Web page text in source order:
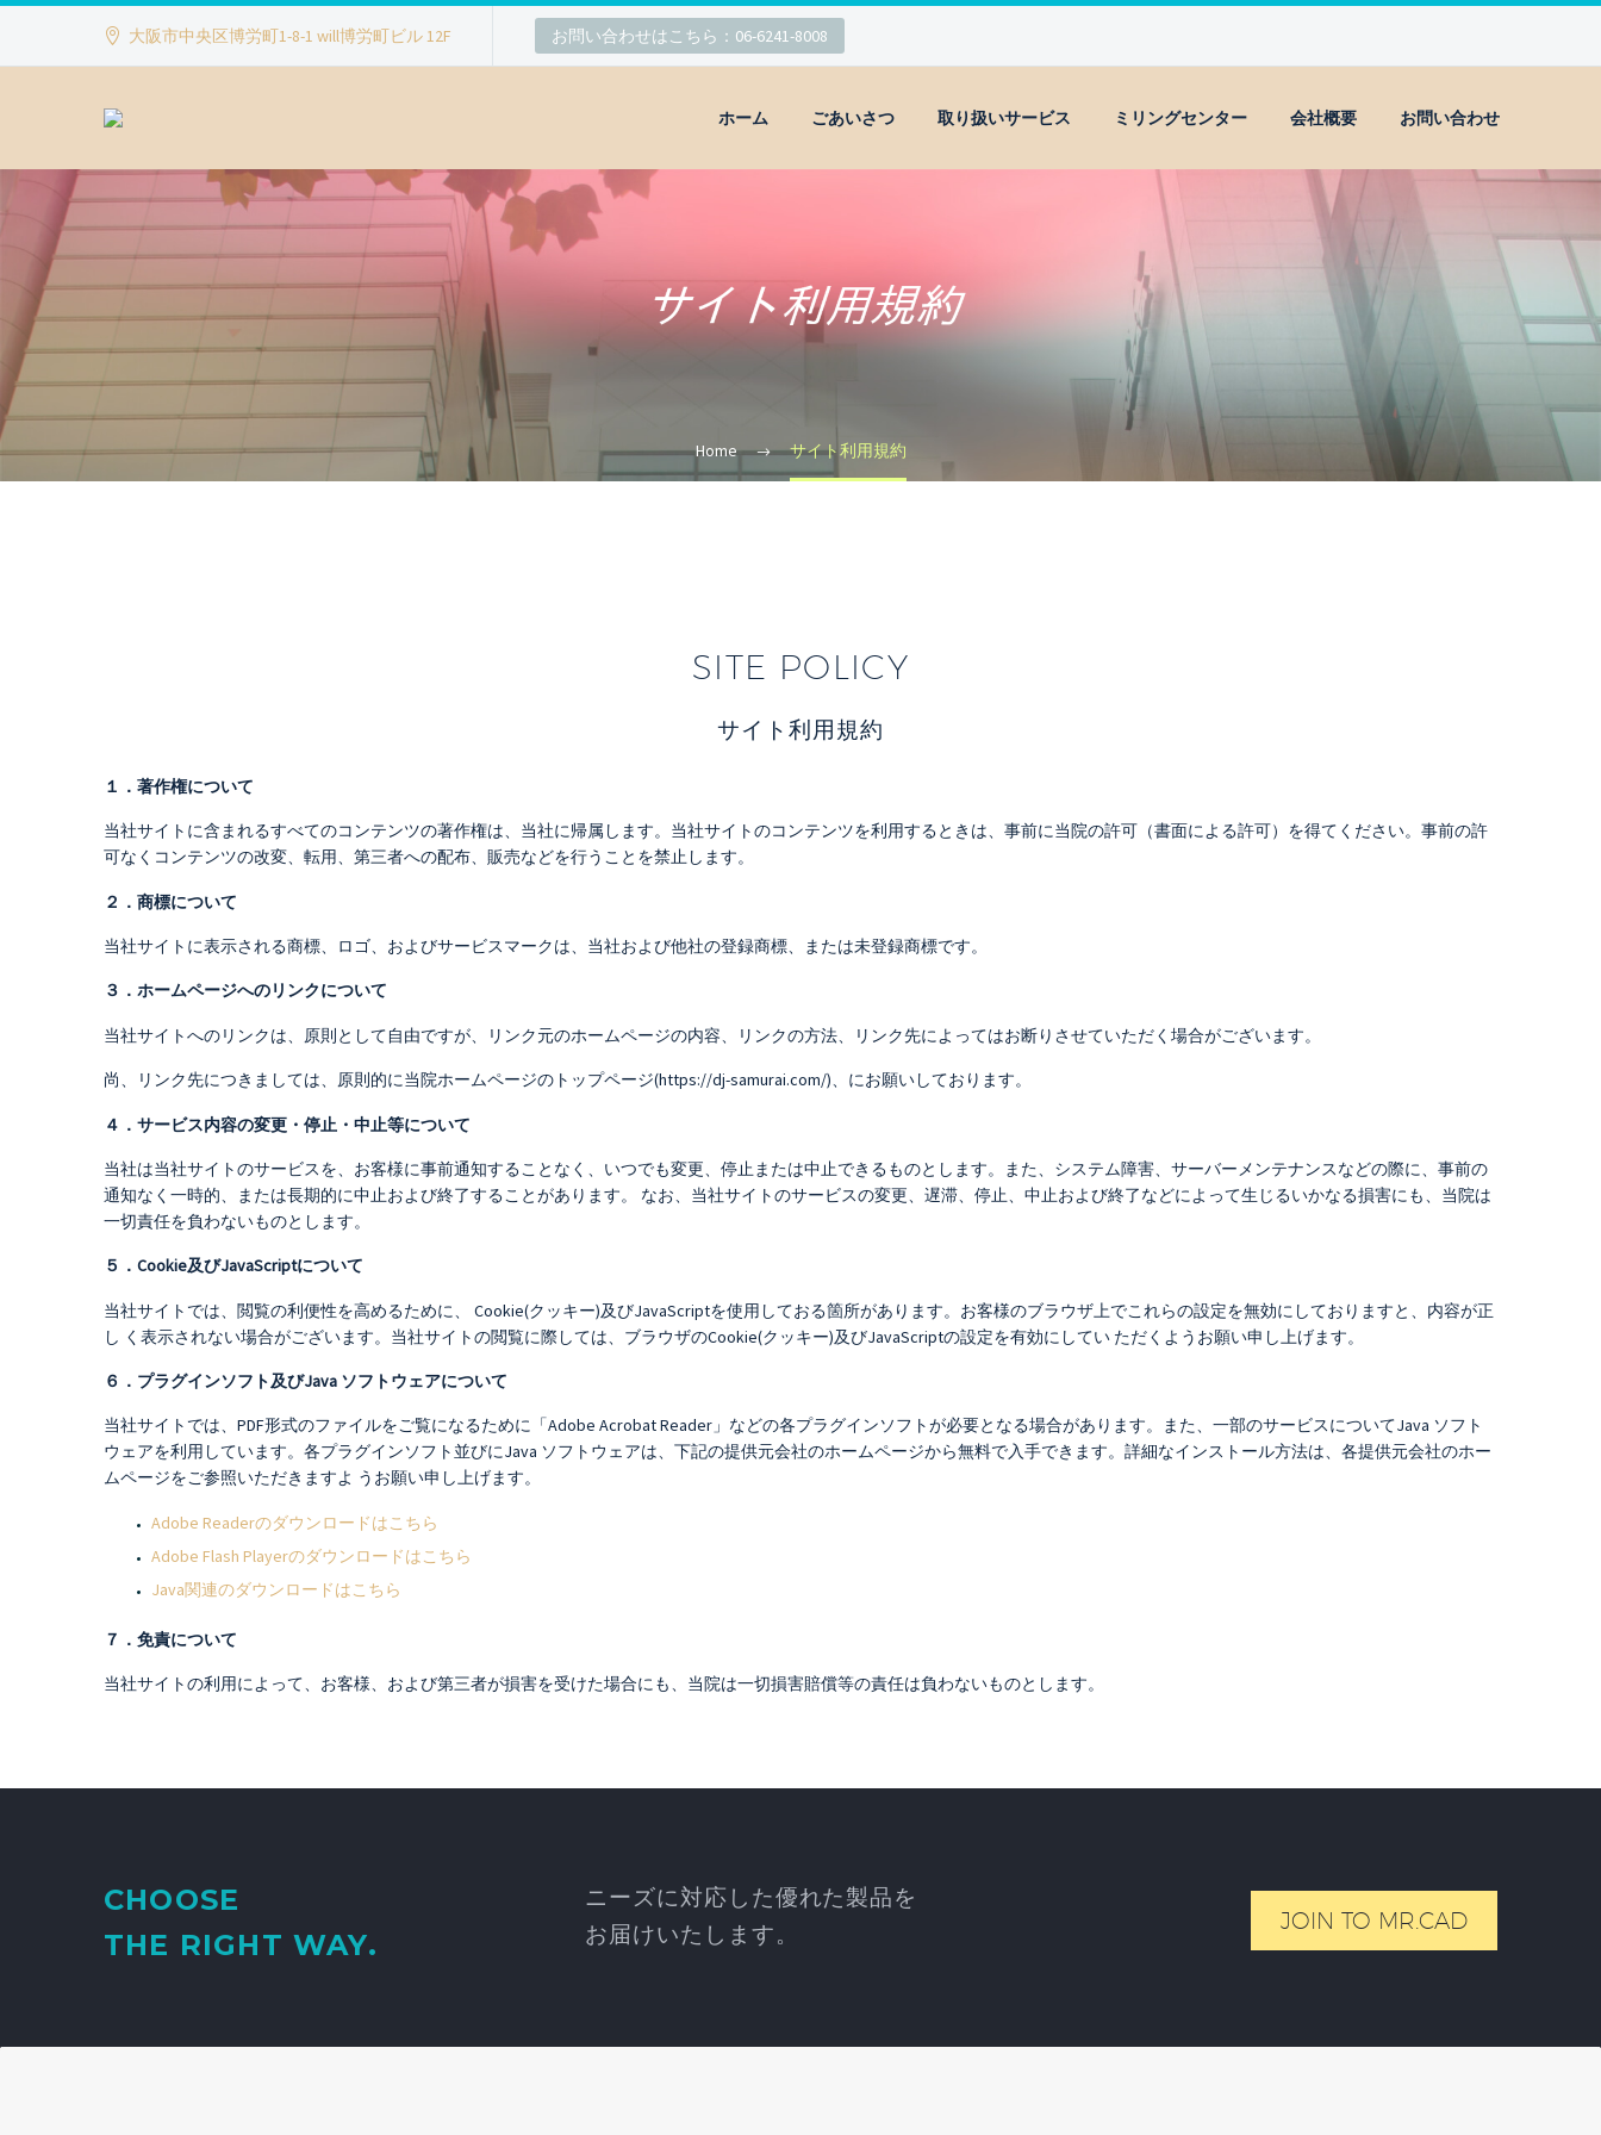
大阪市中央区博労町1-8-1 will博労町ビル 12F お問い合わせはこちら：06-6241-8008
ホーム ごあいさつ 取り扱いサービス ミリングセンター 会社概要 お問い合わせ
Home サイト利用規約
SITE POLICY
サイト利用規約
１．著作権について
当社サイトに含まれるすべてのコンテンツの著作権は、当社に帰属します。当社サイトのコンテンツを利用するときは、事前に当院の許可（書面による許可）を得てください。事前の許
可なくコンテンツの改変、転用、第三者への配布、販売などを行うことを禁止します。
２．商標について
当社サイトに表示される商標、ロゴ、およびサービスマークは、当社および他社の登録商標、または未登録商標です。
３．ホームページへのリンクについて
当社サイトへのリンクは、原則として自由ですが、リンク元のホームページの内容、リンクの方法、リンク先によってはお断りさせていただく場合がございます。
尚、リンク先につきましては、原則的に当院ホームページのトップページ(https://dj-samurai.com/)、にお願いしております。
４．サービス内容の変更・停止・中止等について
当社は当社サイトのサービスを、お客様に事前通知することなく、いつでも変更、停止または中止できるものとします。また、システム障害、サーバーメンテナンスなどの際に、事前の
通知なく一時的、または長期的に中止および終了することがあります。 なお、当社サイトのサービスの変更、遅滞、停止、中止および終了などによって生じるいかなる損害にも、当院は
一切責任を負わないものとします。
５．Cookie及びJavaScriptについて
当社サイトでは、閲覧の利便性を高めるために、 Cookie(クッキー)及びJavaScriptを使用しておる箇所があります。お客様のブラウザ上でこれらの設定を無効にしておりますと、内容が正
し く表示されない場合がございます。当社サイトの閲覧に際しては、ブラウザのCookie(クッキー)及びJavaScriptの設定を有効にしてい ただくようお願い申し上げます。
６．プラグインソフト及びJava ソフトウェアについて
当社サイトでは、PDF形式のファイルをご覧になるために「Adobe Acrobat Reader」などの各プラグインソフトが必要となる場合があります。また、一部のサービスについてJava ソフト
ウェアを利用しています。各プラグインソフト並びにJava ソフトウェアは、下記の提供元会社のホームページから無料で入手できます。詳細なインストール方法は、各提供元会社のホー
ムページをご参照いただきますよ うお願い申し上げます。
Adobe Readerのダウンロードはこちら
Adobe Flash Playerのダウンロードはこちら
Java関連のダウンロードはこちら
７．免責について
当社サイトの利用によって、お客様、および第三者が損害を受けた場合にも、当院は一切損害賠償等の責任は負わないものとします。
CHOOSE
THE RIGHT WAY.
ニーズに対応した優れた製品を
お届けいたします。
JOIN TO MR.CAD